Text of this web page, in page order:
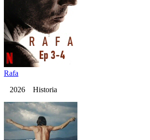
Rafa
2026 Historia